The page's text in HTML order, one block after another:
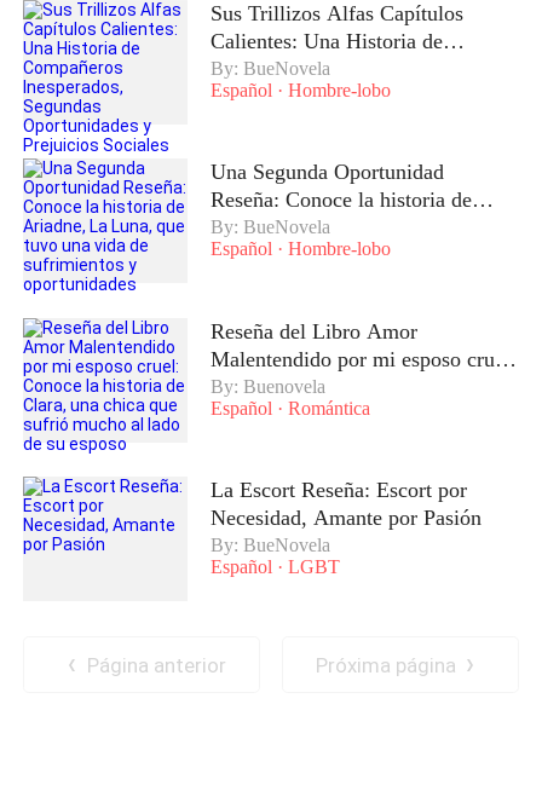
Sus Trillizos Alfas Capítulos
Calientes: Una Historia de
Compañeros Inesperados,
Segundas Oportunidades y
By: BueNovela
Español ·Hombre-lobo
Una Segunda Oportunidad
Reseña: Conoce la historia de
Ariadne, La Luna, que tuvo una
vida de sufrimientos y
By: BueNovela
Español ·Hombre-lobo
Reseña del Libro Amor
Malentendido por mi esposo cruel:
Conoce la historia de Clara, una
chica que sufrió mucho al lado de
By: Buenovela
Español ·Romántica
La Escort Reseña: Escort por
Necesidad, Amante por Pasión
By: BueNovela
Español ·LGBT
Página anterior Próxima página